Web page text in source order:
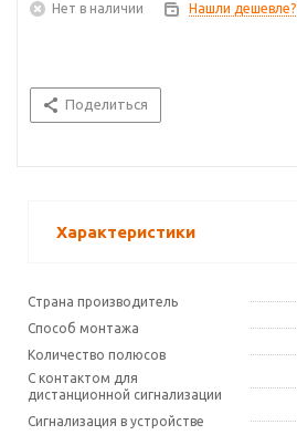
Нет в наличии Нашли дешевле?
Поделиться
Характеристики
Страна производитель
Способ монтажа
Количество полюсов
С контактом для
дистанционной сигнализации
Сигнализация в устройстве